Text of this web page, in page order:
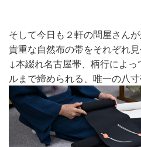
そして今日も２軒の問屋さん
貴重な自然布の帯をそれぞれ見
↓本綴れ名古屋帯、柄行によ
ルまで締められる、唯一の八寸